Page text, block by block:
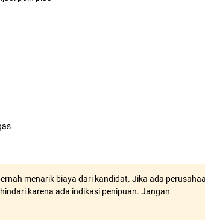
menarik biaya dari kandidat. Jika ada
karena ada indikasi penipuan. Jangan